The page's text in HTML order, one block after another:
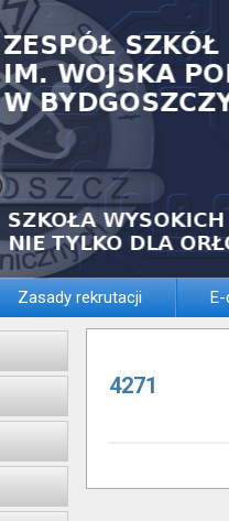
Zasady rekrutacji
4271